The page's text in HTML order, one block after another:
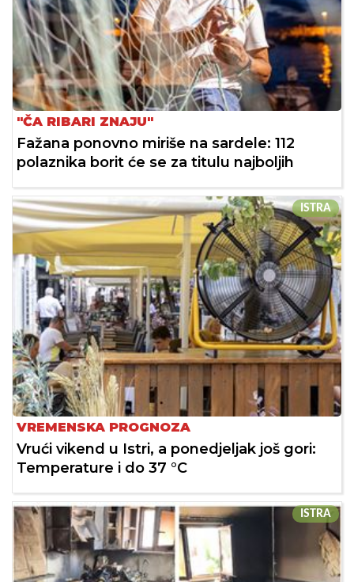
"ČA RIBARI ZNAJU"
Fažana ponovno miriše na sardele: 112
polaznika borit će se za titulu najboljih
ISTRA
VREMENSKA PROGNOZA
Vrući vikend u Istri, a ponedjeljak još gori:
Temperature i do 37 °C
ISTRA